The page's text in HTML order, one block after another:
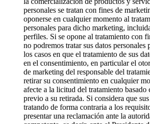
personales se tratan con fines de
oponerse en cualquier momento al
personales para dicho marketing,
perfiles. Si se opone al tratamiento con
no podremos tratar sus datos personales
los casos en que el tratamiento de sus
en el consentimiento, en particular el
de marketing del responsable del
retirar su consentimiento en cualquier
afecte a la licitud del tratamiento basado
previo a su retirada. Si considera que sus
tratando de forma contraria a los
presentar una reclamación ante la